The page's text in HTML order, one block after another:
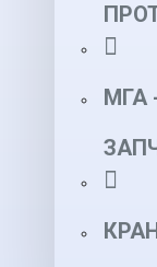
МГА